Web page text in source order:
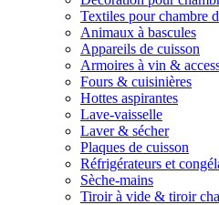
Textiles pour chambre
Animaux à bascules
Appareils de cuisson
Armoires à vin &
Fours & cuisinières
Hottes aspirantes
Lave-vaisselle
Laver & sécher
Plaques de cuisson
Réfrigérateurs et
Sèche-mains
Tiroir à vide & tiroir